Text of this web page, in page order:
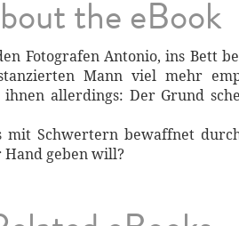
the eBook
Fotografen Antonio, ins Bett
Mann viel mehr
allerdings: Der Grund
Schwertern bewaffnet
Hand geben will?